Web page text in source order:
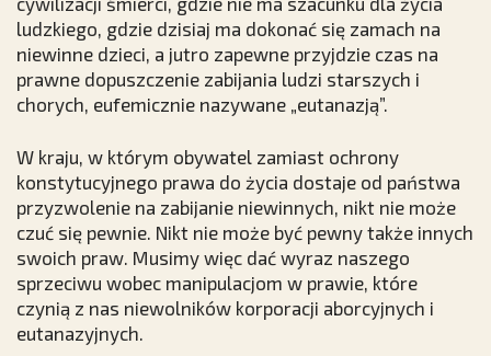
ludzkiego, gdzie dzisiaj ma dokonać się zamach na
niewinne dzieci, a jutro zapewne przyjdzie czas na
prawne dopuszczenie zabijania ludzi starszych i
chorych, eufemicznie nazywane „eutanazją”.
W kraju, w którym obywatel zamiast ochrony
konstytucyjnego prawa do życia dostaje od państwa
przyzwolenie na zabijanie niewinnych, nikt nie może
czuć się pewnie. Nikt nie może być pewny także innych
swoich praw. Musimy więc dać wyraz naszego
sprzeciwu wobec manipulacjom w prawie, które
czynią z nas niewolników korporacji aborcyjnych i
eutanazyjnych.